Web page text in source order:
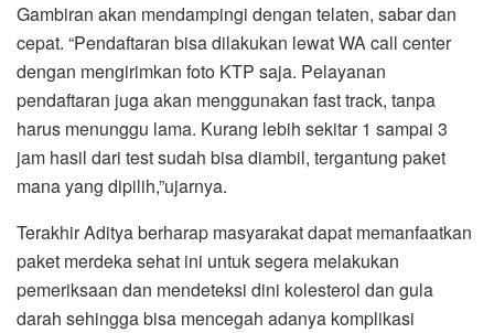
Gambiran akan mendampingi dengan telaten, sabar dan
cepat. “Pendaftaran bisa dilakukan lewat WA call center
dengan mengirimkan foto KTP saja. Pelayanan
pendaftaran juga akan menggunakan fast track, tanpa
harus menunggu lama. Kurang lebih sekitar 1 sampai 3
jam hasil dari test sudah bisa diambil, tergantung paket
mana yang dipilih,”ujarnya.
Terakhir Aditya berharap masyarakat dapat memanfaatkan
paket merdeka sehat ini untuk segera melakukan
pemeriksaan dan mendeteksi dini kolesterol dan gula
darah sehingga bisa mencegah adanya komplikasi